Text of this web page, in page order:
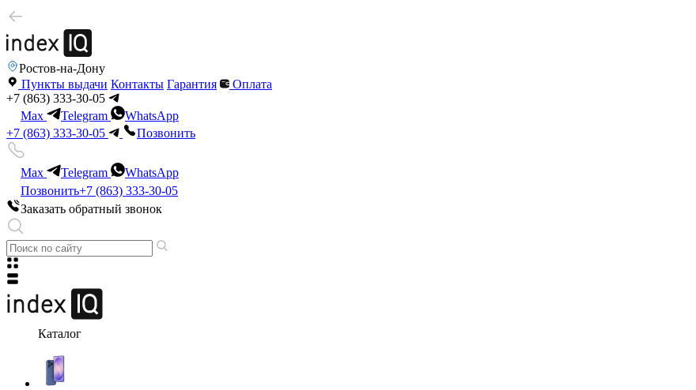
Ростов-на-Дону
Пункты выдачи Контакты Гарантия
Оплата
+7 (863) 333-30-05
Max
Telegram
WhatsApp
+7 (863) 333-30-05
Позвонить
Max Telegram
WhatsApp
Позвонить+7 (863) 333-30-05
Заказать обратный звонок
Каталог